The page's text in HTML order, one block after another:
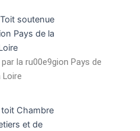
la ru00e9gion Pays de
Loire